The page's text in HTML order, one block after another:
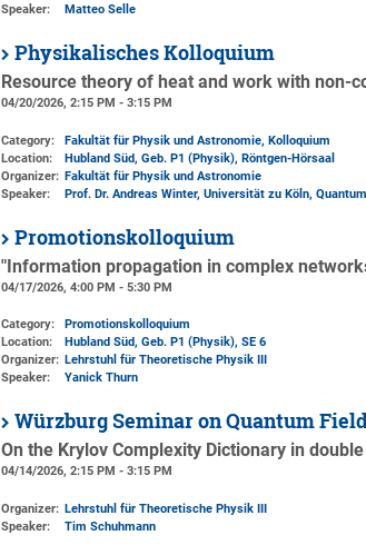
Speaker:
Matteo Selle
Physikalisches Kolloquium
Resource theory of heat and work with non-
04/20/2026, 2:15 PM - 3:15 PM
Category:
Fakultät für Physik und Astronomie, Kolloquium
Location:
Hubland Süd, Geb. P1 (Physik), Röntgen-Hörsaal
Organizer: Fakultät für Physik und Astronomie
Speaker:
Prof. Dr. Andreas Winter, Universität zu Köln,
Promotionskolloquium
"Information propagation in complex
04/17/2026, 4:00 PM - 5:30 PM
Category:
Promotionskolloquium
Location:
Hubland Süd, Geb. P1 (Physik), SE 6
Organizer: Lehrstuhl für Theoretische Physik III
Speaker:
Yanick Thurn
Würzburg Seminar on Quantum
On the Krylov Complexity Dictionary in
04/14/2026, 2:15 PM - 3:15 PM
Organizer: Lehrstuhl für Theoretische Physik III
Speaker:
Tim Schuhmann